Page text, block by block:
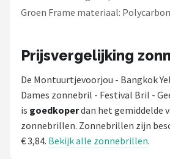
Groen Frame materiaal:
Prijsvergelijking
De Montuurtjevoorjou - Bangkok
Dames zonnebril - Festival Bril -
is goedkoperdan het gemiddelde
zonnebrillen. Zonnebrillen zijn
€ 3,84. Bekijk alle zonnebrillen.